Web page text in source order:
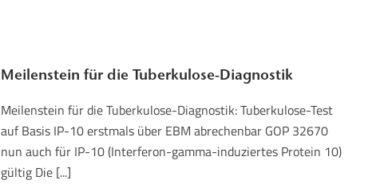
Meilenstein für die Tuberkulose-Diagnostik
Meilenstein für die Tuberkulose-Diagnostik: Tuberkulose-Test
auf Basis IP-10 erstmals über EBM abrechenbar GOP 32670
nun auch für IP-10 (Interferon-gamma-induziertes Protein 10)
gültig Die [...]